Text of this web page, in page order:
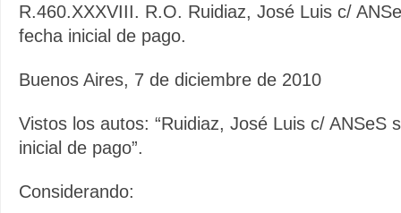
R.460.XXXVIII. R.O. Ruidiaz, José Luis c/
fecha inicial de pago.
Buenos Aires, 7 de diciembre de 2010
Vistos los autos: “Ruidiaz, José Luis c/ ANSeS
inicial de pago”.
Considerando: